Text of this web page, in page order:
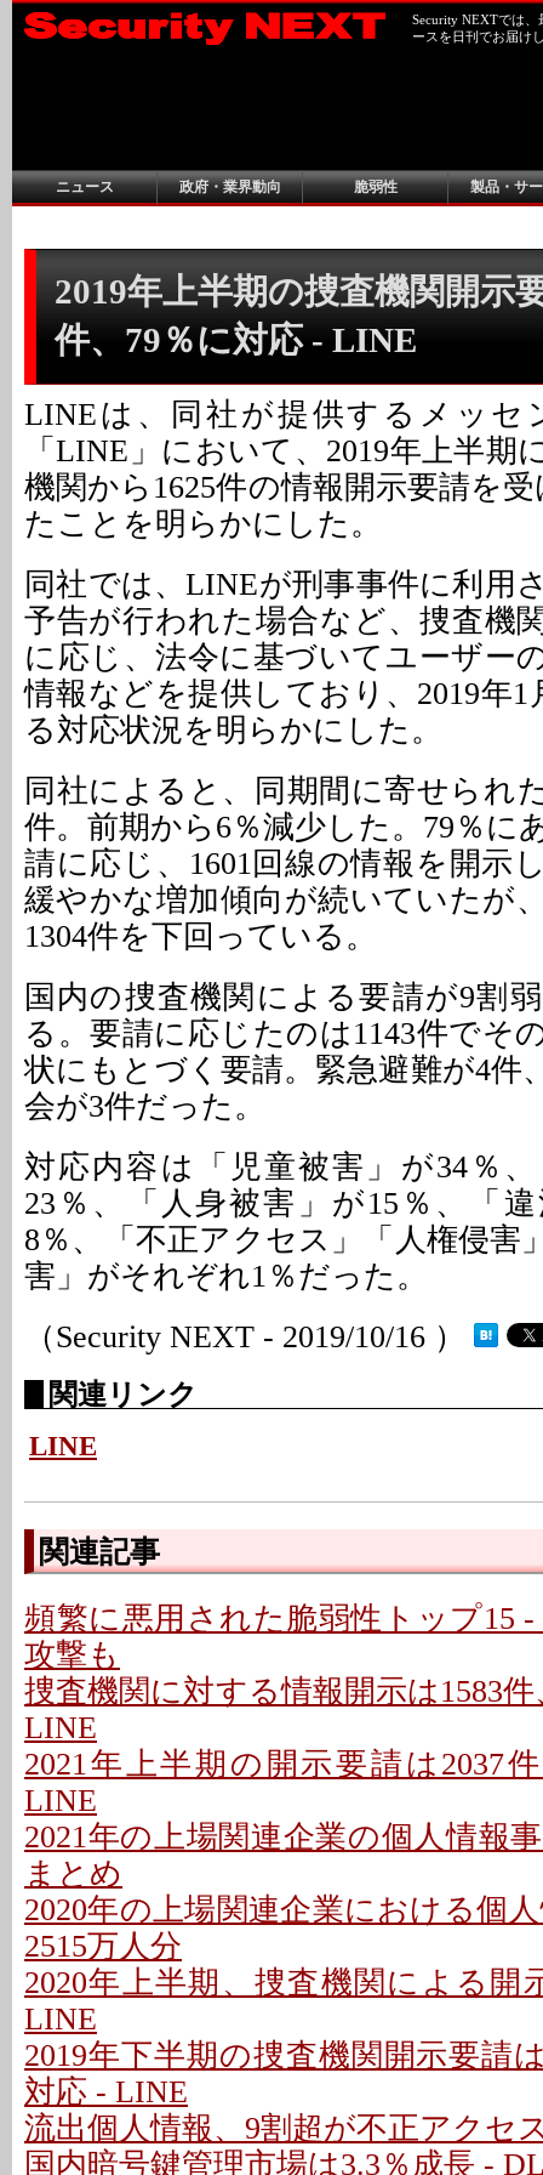
Security NEXTでは
ースを日刊でお届け
ニュース 政府・業界動向 脆弱性 製品・サ
2019年上半期の捜査機関開示
件、79％に対応 - LINE
LINEは、同社が提供するメッセ
「LINE」において、2019年上半期
機関から1625件の情報開示要請を
たことを明らかにした。
同社では、LINEが刑事事件に利用
予告が行われた場合など、捜査機
に応じ、法令に基づいてユーザー
情報などを提供しており、2019年
る対応状況を明らかにした。
同社によると、同期間に寄せられ
件。前期から6％減少した。79％に
請に応じ、1601回線の情報を開示
緩やかな増加傾向が続いていたが
1304件を下回っている。
国内の捜査機関による要請が9割
る。要請に応じたのは1143件でそ
状にもとづく要請。緊急避難が4件
会が3件だった。
対応内容は「児童被害」が34％
23％、「人身被害」が15％、「
8％、「不正アクセス」「人権侵害
害」がそれぞれ1％だった。
（Security NEXT - 2019/10/16 ）
関連リンク
LINE
関連記事
頻繁に悪用された脆弱性トップ15
攻撃も
捜査機関に対する情報開示は1583
LINE
2021年上半期の開示要請は2037
LINE
2021年の上場関連企業の個人情報
まとめ
2020年の上場関連企業における個
2515万人分
2020年上半期、捜査機関による開
LINE
2019年下半期の捜査機関開示要請
対応 - LINE
流出個人情報、9割超が不正アクセ
国内暗号鍵管理市場は3.3％成長 -